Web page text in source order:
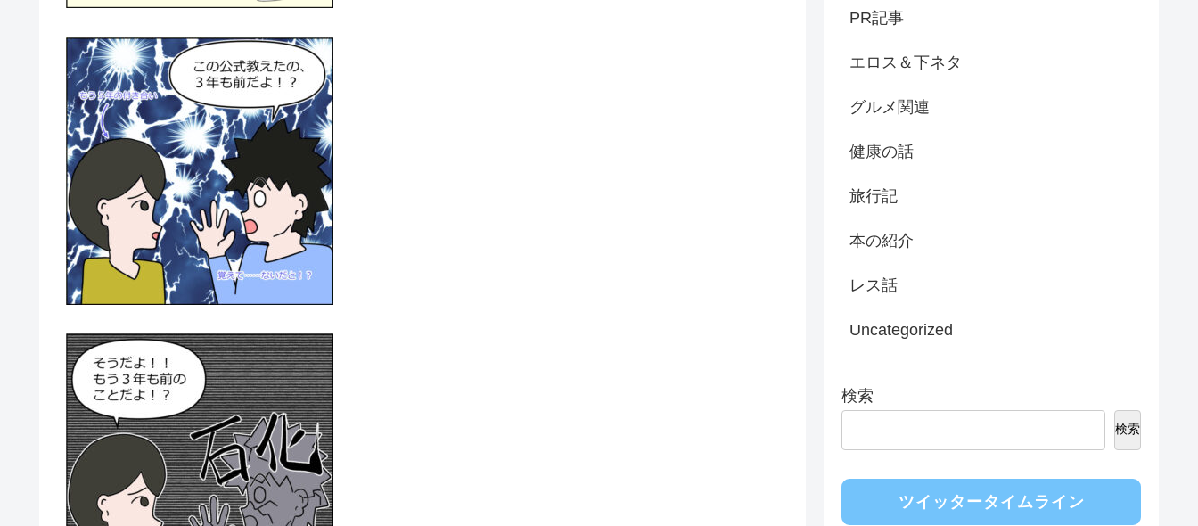
PR記事
エロス＆下ネタ
グルメ関連
健康の話
旅行記
本の紹介
レス話
Uncategorized
検索
検索
ツイッタータイムライン